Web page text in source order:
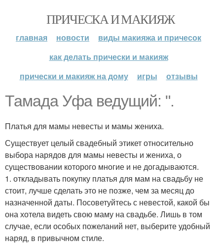
ПРИЧЕСКА И МАКИЯЖ
главная новости
виды макияжа и причесок
как делать прически и макияж
прически и макияж на дому
игры отзывы
Тамада Уфа ведущий: ".
Платья для мамы невесты и мамы жениха.
Существует целый свадебный этикет относительно
выбора нарядов для мамы невесты и жениха, о
существовании которого многие и не догадываются.
1. откладывать покупку платья для мам на свадьбу не
стоит, лучше сделать это не позже, чем за месяц до
назначенной даты. Посоветуйтесь с невестой, какой бы
она хотела видеть свою маму на свадьбе. Лишь в том
случае, если особых пожеланий нет, выберите удобный
наряд, в привычном стиле.